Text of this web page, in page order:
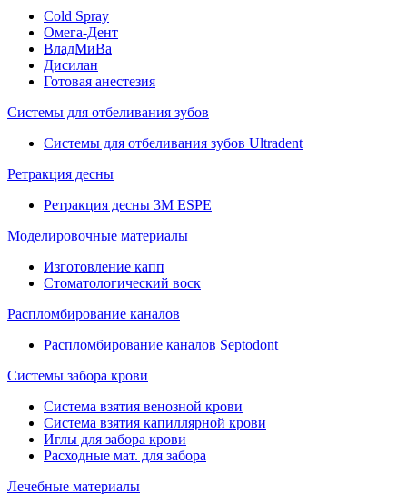
Cold Spray
Омега-Дент
ВладМиВа
Дисилан
Готовая анестезия
Системы для отбеливания зубов
Системы для отбеливания зубов Ultradent
Ретракция десны
Ретракция десны 3M ESPE
Моделировочные материалы
Изготовление капп
Стоматологический воск
Распломбирование каналов
Распломбирование каналов Septodont
Системы забора крови
Система взятия венозной крови
Система взятия капиллярной крови
Иглы для забора крови
Расходные мат. для забора
Лечебные материалы